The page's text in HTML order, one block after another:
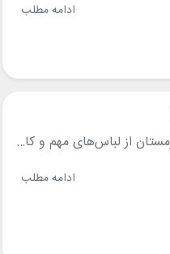
ادامه مطلب
کت، پالتو و کاپشن در پاییز و زمستان از لباس‌های مهم و کاربردی هر خانم شیک‌پوش به شمار می‌رود. کت‌ها و پالتو‌های زنانه انواع مختلفی دارند که هر یک کاربرد مخصوص خود را دارد و برای فرم خاصی از اندام مناسب است. اما کت و پالتوی مناسب برای اندام شما کدام است؟ پاسخ این پرسش را...
ادامه مطلب